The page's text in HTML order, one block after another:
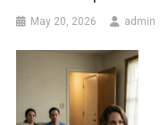
May 20, 2026 admin